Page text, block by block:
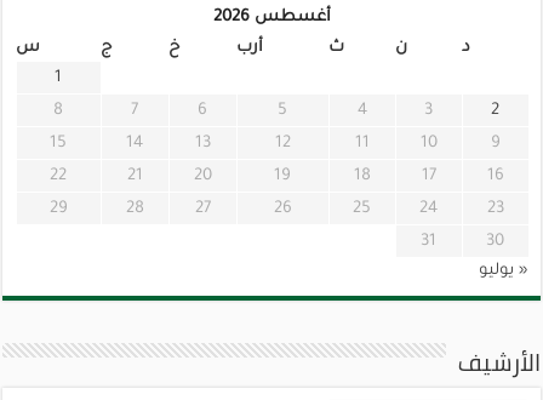
أغسطس 2026
د
ن ث أرب خ ج
س
1
2
3
4
5
6
7
8
9
10
11
12
13
14
15
16
17
18
19
20
21
22
23
24
25
26
27
28
29
30
31
« يوليو
الأرشيف